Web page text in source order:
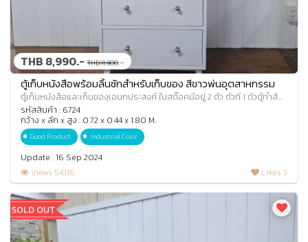
THB 8,990.- THB 11,900.-
ตู้เก็บหนังสือพร้อมลิ้นชักสำหรับเก็บของ สีขาวพ่นอุตสาหกรรม
ตู้เก็บหนังสือและเก็บของเอนกประสงค์ ในสต๊อคมีอยู่ 2 ตัว ตัวที่ 1 ตัวตู้ทำสี
ขาวพ่นอุตสาหกรรม ตัวที่ 2
รหัสสินค้า : 6724
กว้าง x ลึก x สูง : 0.72 x 0.44 x 1.80 M.
Good Product Industrial Color
Update : 16 Sep 2024
Views 54,116
Likes 3